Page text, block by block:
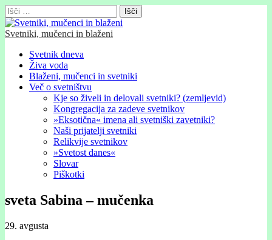
Išči:
Svetniki, mučenci in blaženi
Glavni
meni
Skip
content
Svetnik dneva
Živa voda
Blaženi, mučenci in svetniki
Več o svetništvu
Kje so živeli in delovali svetniki? (zemljevid)
Kongregacija za zadeve svetnikov
»Eksotična« imena ali svetniški zavetniki?
Naši prijatelji svetniki
Relikvije svetnikov
»Svetost danes«
Slovar
Piškotki
sveta Sabina – mučenka
29. avgusta